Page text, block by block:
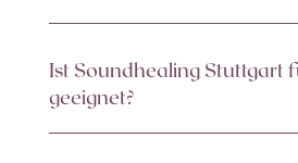
Ist Soundhealing Stuttgart
geeignet?